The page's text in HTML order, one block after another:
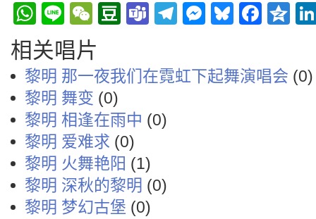
WhatsApp
LineWeChat
Douban
TeamsTelegramBluesky
相关唱片
黎明 那一夜我们在霓虹下起舞演唱会 (0)
黎明 舞变 (0)
黎明 相逢在雨中 (0)
黎明 爱难求 (0)
黎明 火舞艳阳 (1)
黎明 深秋的黎明 (0)
黎明 梦幻古堡 (0)